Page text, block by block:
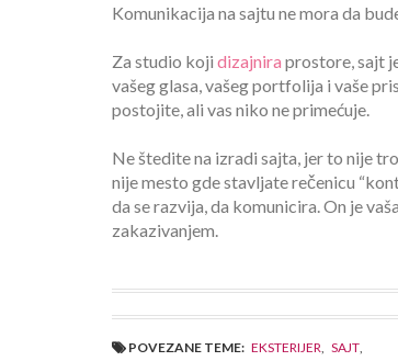
Komunikacija na sajtu ne mora da
Za studio koji dizajnira prostore, sajt
vašeg glasa, vašeg portfolija i vaše
postojite, ali vas niko ne primećuje.
Ne štedite na izradi sajta, jer to nije
nije mesto gde stavljate rečenicu
da se razvija, da komunicira. On je
zakazivanjem.
POVEZANE TEME: EKSTERIJER SAJT